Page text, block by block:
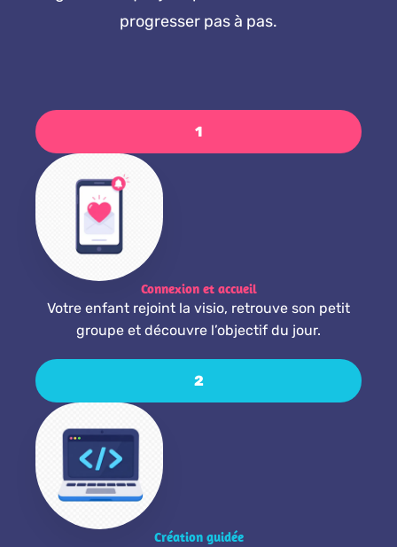
progresser pas à pas.
1
Connexion et accueil
Votre enfant rejoint la visio, retrouve son petit
groupe et découvre l’objectif du jour.
2
Création guidée